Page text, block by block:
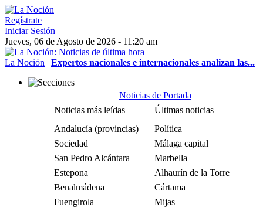
Regístrate
Iniciar Sesión
Jueves, 06 de Agosto de 2026 - 11:20 am
La Noción | Expertos nacionales e internacionales analizan las...
Noticias de Portada
Noticias más leídas
Últimas noticias
Andalucía (provincias)
Política
Sociedad
Málaga capital
San Pedro Alcántara
Marbella
Estepona
Alhaurín de la Torre
Benalmádena
Cártama
Fuengirola
Mijas